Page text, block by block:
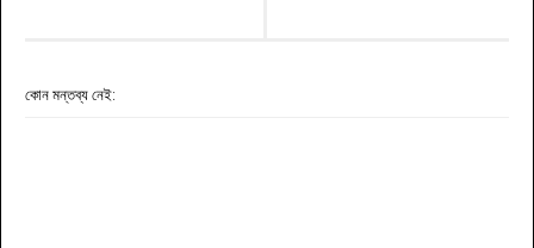
কোন মন্তব্য নেই: